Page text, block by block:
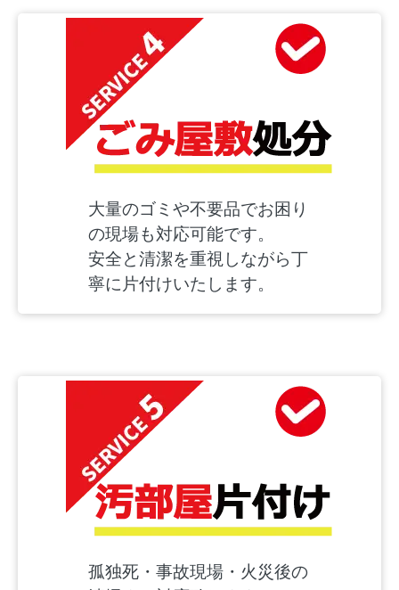
大量のゴミや不要品でお困り
の現場も対応可能です。
安全と清潔を重視しながら丁
寧に片付けいたします。
孤独死・事故現場・火災後の